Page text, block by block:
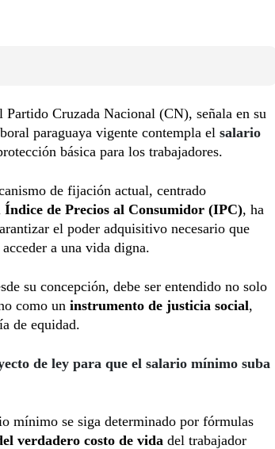
Partido Cruzada Nacional (CN), señala en su
paraguaya vigente contempla el salario
básica para los trabajadores.
de fijación actual, centrado
Índice de Precios al Consumidor (IPC), ha
el poder adquisitivo necesario que
a una vida digna.
su concepción, debe ser entendido no solo
como un instrumento de justicia social,
de equidad.
de ley para que el salario mínimo suba
mínimo se siga determinado por fórmulas
verdadero costo de vida del trabajador